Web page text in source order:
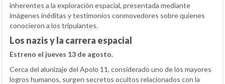
inherentes a la exploración espacial, presentada mediante
imágenes inéditas y testimonios conmovedores sobre quienes
conocieron a los tripulantes.
Los nazis y la carrera espacial
Estreno el jueves 13 de agosto.
Cerca del alunizaje del Apolo 11, considerado uno de los mayores
logros humanos, surgen secretos ocultos relacionados con la